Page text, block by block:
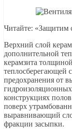
Читайте: «Защитим
Верхний слой
дополнительной
керамзита
теплосберегающей
предохранения от
конструкциях
поверх
выравнивающий
фракции засыпки.